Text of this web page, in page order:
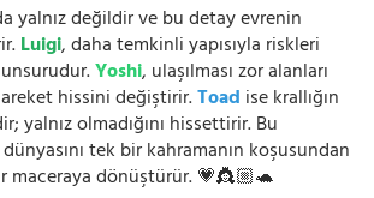
yalnız değildir ve bu detay evrenin
Luigi, daha temkinli yapısıyla riskleri
Yoshi, ulaşılması zor alanları
hissini değiştirir.Toad ise krallığın
yalnız olmadığını hissettirir. Bu
tek bir kahramanın koşusundan
maceraya dönüştürür. 💗👸🏼🐢